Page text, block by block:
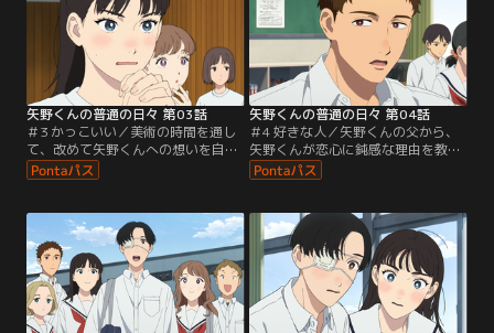
に矢野くんの行動を探ってみると…
矢野くんは「超・不運体質」だっ
た！ますます放っておけなくなる清
子だったが、そんな中、矢野くんが
連続で学校を休んでしまう。
を完食できた試しがないと発覚。ク
ラスメイトの田中やメイも巻き込ん
で、矢野くんのお昼ごはんをめぐる
清子の挑戦が幕を開ける！
矢野くんの普通の日々 第03話
＃3 かっこいい／美術の時間を通し
て、改めて矢野くんへの想いを自覚
した清子。そんなある日の体育の時
間、清子の心配をよそに、矢野くん
業の後、勇気を出して「かっこよか
った」と伝える清子だったが、矢野
くんの反応は意外なもので…。清子
は「もしかして、矢野くんは自分の
好意に気づかないフリをしているの
では？」と…。
矢野くんの普通の日々 第04話
＃4 好きな人／矢野くんの父から、
矢野くんが恋心に鈍感な理由を教え
られた清子。矢野くんなりに優しさ
を返してくれていることにも気づく
くんとの日々をのんびり味わう！と
メイに宣言する清子だったが、そん
な清子に想いを寄せる人物が現れ
る。果たして、清子ののんびり高校
生活はどうなってしまうのか？